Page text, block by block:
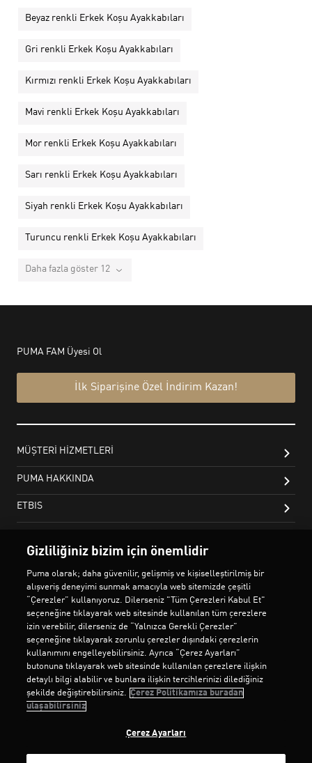
Beyaz renkli Erkek Koşu Ayakkabıları
Gri renkli Erkek Koşu Ayakkabıları
Kırmızı renkli Erkek Koşu Ayakkabıları
Mavi renkli Erkek Koşu Ayakkabıları
Mor renkli Erkek Koşu Ayakkabıları
Sarı renkli Erkek Koşu Ayakkabıları
Siyah renkli Erkek Koşu Ayakkabıları
Turuncu renkli Erkek Koşu Ayakkabıları
Daha fazla göster 12
Gizliliğiniz bizim için önemlidir
Puma olarak; daha güvenilir, gelişmiş ve kişiselleştirilmiş bir
alışveriş deneyimi sunmak amacıyla web sitemizde çeşitli
“Çerezler” kullanıyoruz. Dilerseniz "Tüm Çerezleri Kabul Et"
seçeneğine tıklayarak web sitesinde kullanılan tüm çerezlere
izin verebilir, dilerseniz de “Yalnızca Gerekli Çerezler”
seçeneğine tıklayarak zorunlu çerezler dışındaki çerezlerin
kullanımını engelleyebilirsiniz. Ayrıca “Çerez Ayarları”
butonuna tıklayarak web sitesinde kullanılan çerezlere ilişkin
detaylı bilgi alabilir ve bunlara ilişkin tercihlerinizi dilediğiniz
şekilde değiştirebilirsiniz. Çerez Politikamıza buradan
ulaşabilirsiniz
Çerez Ayarları